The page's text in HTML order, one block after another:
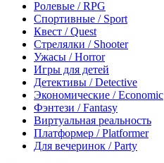
Ролевые / RPG
Спортивные / Sport
Квест / Quest
Стрелялки / Shooter
Ужасы / Horror
Игры для детей
Детективы / Detective
Экономические / Economic
Фэнтези / Fantasy
Виртуальная реальность
Платформер / Platformer
Для вечеринок / Party